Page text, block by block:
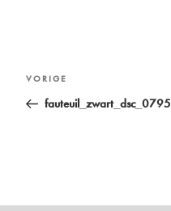
Bericht
navigatie
Vorig
bericht
VORIGE
fauteuil_zwart_dsc_0795